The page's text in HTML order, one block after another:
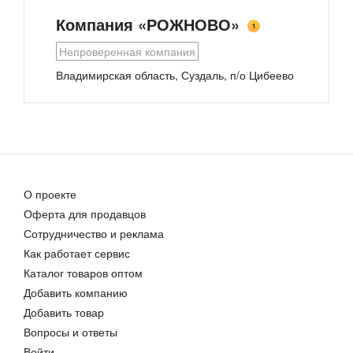
372,00 руб.
Компания «РОЖНОВО» 1
Непроверенная компания
Владимирская область, Суздаль, п/о Цибеево
О проекте
Оферта для продавцов
Сотрудничество и реклама
Как работает сервис
Каталог товаров оптом
Добавить компанию
Добавить товар
Вопросы и ответы